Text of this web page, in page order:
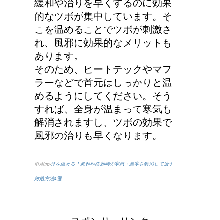
緩和や治りを早くするのに効果
的なツボが集中しています。そ
こを温めることでツボが刺激さ
れ、風邪に効果的なメリットも
あります。
そのため、ヒートテックやマフ
ラーなどで首元はしっかりと温
めるようにしてください。そう
すれば、全身が温まって寒気も
解消されますし、ツボの効果で
風邪の治りも早くなります。
引用元-体を温める！風邪や発熱時の寒気・悪寒を解消して治す
対処方法4選